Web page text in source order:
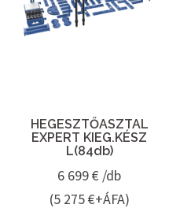
HEGESZTŐASZTAL
EXPERT KIEG.KÉSZ
L(84db)
6 699€ /db
(5 275 €+ÁFA)